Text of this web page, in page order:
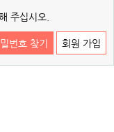
주십시오.
번호 찾기 회원 가입